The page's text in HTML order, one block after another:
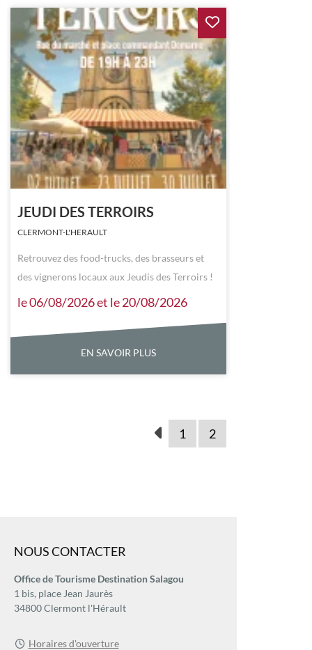
JEUDI DES TERROIRS
CLERMONT-L'HERAULT
Retrouvez des food-trucks, des brasseurs et
des vignerons locaux aux Jeudis des Terroirs !
le 06/08/2026 et le 20/08/2026
EN SAVOIR PLUS
1 2
NOUS CONTACTER
Office de Tourisme Destination Salagou
1 bis, place Jean Jaurès
34800 Clermont l'Hérault
Horaires d'ouverture